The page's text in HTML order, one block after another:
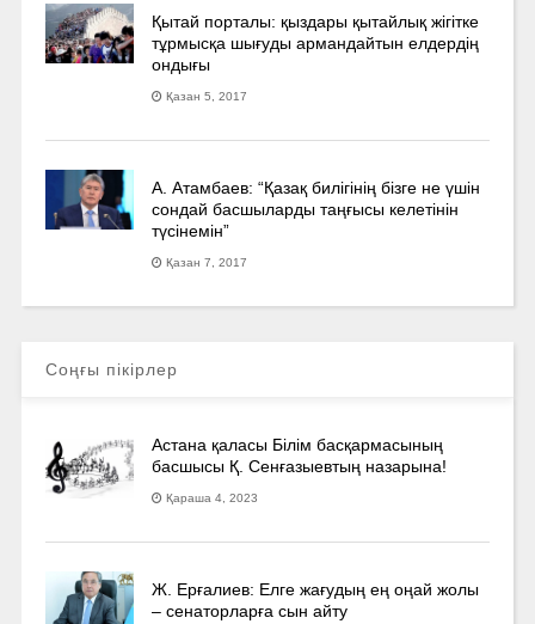
Қытай порталы: қыздары қытайлық жігітке
тұрмысқа шығуды армандайтын елдердің
ондығы
Қазан 5, 2017
А. Атамбаев: “Қазақ билігінің бізге не үшін
сондай басшыларды таңғысы келетінін
түсінемін”
Қазан 7, 2017
Соңғы пікірлер
Астана қаласы Білім басқармасының
басшысы Қ. Сенғазыевтың назарына!
Қараша 4, 2023
Ж. Ерғалиев: Елге жағудың ең оңай жолы
– сенаторларға сын айту